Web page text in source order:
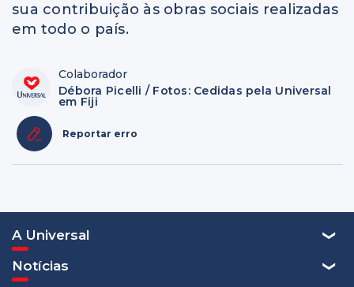
sua contribuição às obras sociais realizadas
em todo o país.
Colaborador
Débora Picelli / Fotos: Cedidas pela Universal
em Fiji
Reportar erro
A Universal
Notícias